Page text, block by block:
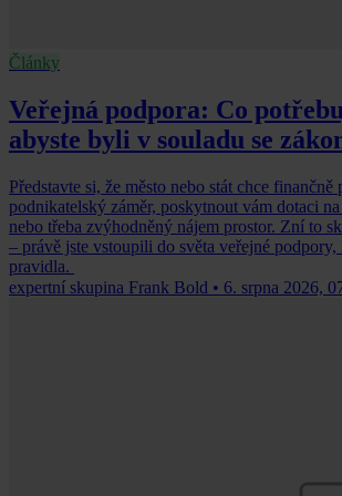
Články
Veřejná podpora: Co
abyste byli v souladu se
Představte si, že město nebo stát chce finančně
podnikatelský záměr, poskytnout vám dotaci
nebo třeba zvýhodněný nájem prostor. Zní to
– právě jste vstoupili do světa veřejné podpory,
pravidla.
expertní skupina Frank Bold • 6. srpna 2026,